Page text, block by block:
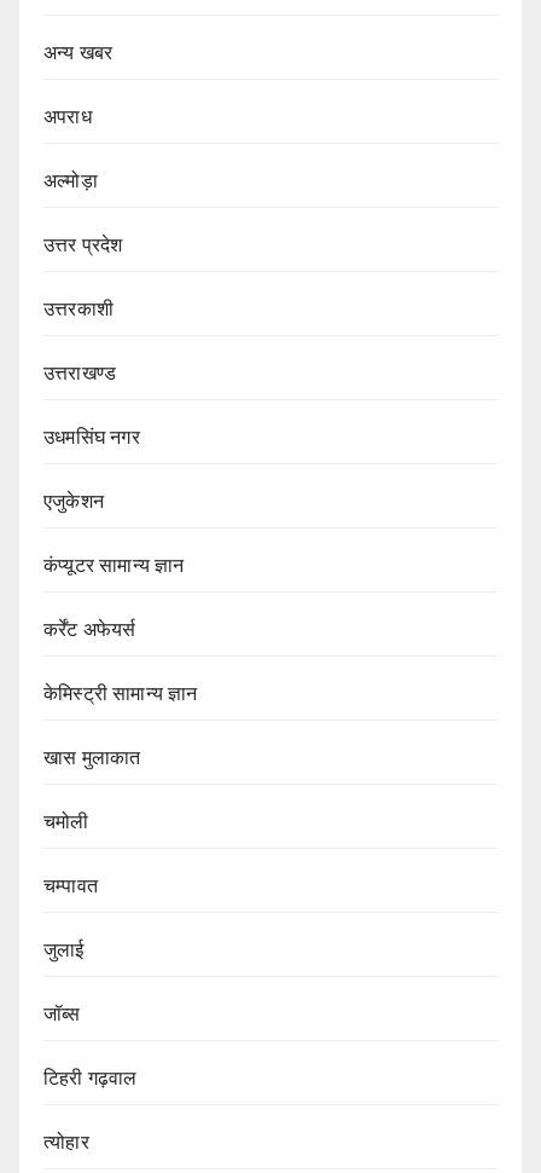
अन्य खबर
अपराध
अल्मोड़ा
उत्तर प्रदेश
उत्तरकाशी
उत्तराखण्ड
उधमसिंघ नगर
एजुकेशन
कंप्यूटर सामान्य ज्ञान
कर्रेंट अफेयर्स
केमिस्ट्री सामान्य ज्ञान
खास मुलाकात
चमोली
चम्पावत
जुलाई
जॉब्स
टिहरी गढ़वाल
त्योहार